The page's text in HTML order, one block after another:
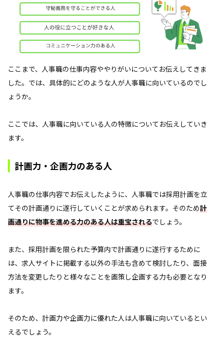
ここまで、人事職の仕事内容ややりがいについてお伝えしてきま
した。では、具体的にどのような人が人事職に向いているのでし
ょうか。
ここでは、人事職に向いている人の特徴についてお伝えしていき
ます。
計画力・企画力のある人
人事職の仕事内容でお伝えしたように、人事職では採用計画を立
てその計画通りに遂行していくことが求められます。そのため計
画通りに物事を進める力のある人は重宝されるでしょう。
また、採用計画を限られた予算内で計画通りに遂行するために
は、求人サイトに掲載する以外の手法も含めて検討したり、面接
方法を変更したりと様々なことを画策し企画する力も必要となり
ます。
そのため、計画力や企画力に優れた人は人事職に向いているとい
えるでしょう。